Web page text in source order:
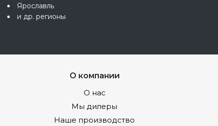
Ярославль
и др. регионы
О компании
О нас
Мы дилеры
Наше производство